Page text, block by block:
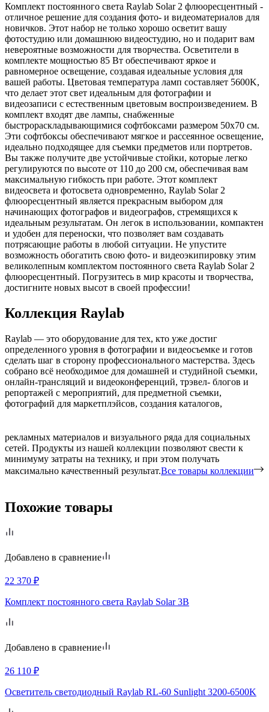
Комплект постоянного света Raylab Solar 2 флюоресцентный -
отличное решение для создания фото- и видеоматериалов для
новичков. Этот набор не только хорошо осветит вашу
фотостудию или домашнюю видеостудию, но и подарит вам
невероятные возможности для творчества. Осветители в
комплекте мощностью 85 Вт обеспечивают яркое и
равномерное освещение, создавая идеальные условия для
вашей работы. Цветовая температура ламп составляет 5600K,
что делает этот свет идеальным для фотографии и
видеозаписи с естественным цветовым воспроизведением. В
комплект входят две лампы, снабженные
быстрораскладывающимися софтбоксами размером 50x70 см.
Эти софтбоксы обеспечивают мягкое и рассеянное освещение,
идеально подходящее для съемки предметов или портретов.
Вы также получите две устойчивые стойки, которые легко
регулируются по высоте от 110 до 200 см, обеспечивая вам
максимальную гибкость при работе. Этот комплект
видеосвета и фотосвета одновременно, Raylab Solar 2
флюоресцентный является прекрасным выбором для
начинающих фотографов и видеографов, стремящихся к
идеальным результатам. Он легок в использовании, компактен
и удобен для переноски, что позволяет вам создавать
потрясающие работы в любой ситуации. Не упустите
возможность обогатить свою фото- и видеоэкипировку этим
великолепным комплектом постоянного света Raylab Solar 2
флюоресцентный. Погрузитесь в мир красоты и творчества,
достигните новых высот в своей профессии!
Коллекция Raylab
Raylab — это оборудование для тех, кто уже достиг
определенного уровня в фотографии и видеосъемке и готов
сделать шаг в сторону профессионального мастерства. Здесь
собрано всё необходимое для домашней и студийной съемки,
онлайн-трансляций и видеоконференций, трэвел- блогов и
репортажей с мероприятий, для предметной съемки,
фотографий для маркетплэйсов, создания каталогов,
рекламных материалов и визуального ряда для социальных
сетей. Продукты из нашей коллекции позволяют свести к
минимуму затраты на технику, и при этом получать
максимально качественный результат.Все товары коллекции
Похожие товары
Добавлено в сравнение
22 370 ₽
Комплект постоянного света Raylab Solar 3B
Добавлено в сравнение
26 110 ₽
Осветитель светодиодный Raylab RL-60 Sunlight 3200-6500K